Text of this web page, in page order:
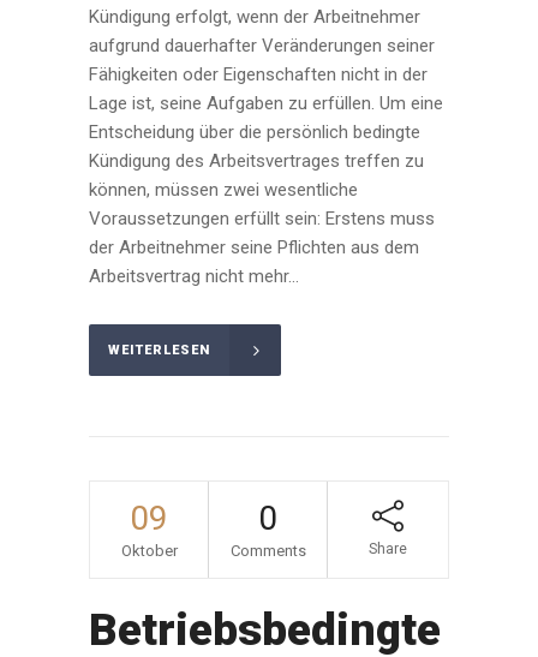
Kündigung erfolgt, wenn der Arbeitnehmer
aufgrund dauerhafter Veränderungen seiner
Fähigkeiten oder Eigenschaften nicht in der
Lage ist, seine Aufgaben zu erfüllen. Um eine
Entscheidung über die persönlich bedingte
Kündigung des Arbeitsvertrages treffen zu
können, müssen zwei wesentliche
Voraussetzungen erfüllt sein: Erstens muss
der Arbeitnehmer seine Pflichten aus dem
Arbeitsvertrag nicht mehr...
WEITERLESEN
09
Oktober
0
Comments Share
Betriebsbedingte